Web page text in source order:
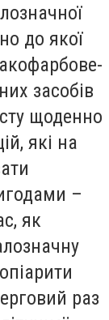
до якої
засобів
щоденно
які на
–
як
раз